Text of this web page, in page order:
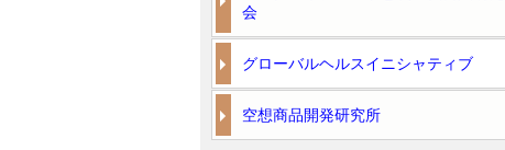
会
グローバルヘルスイニシャティブ
空想商品開発研究所